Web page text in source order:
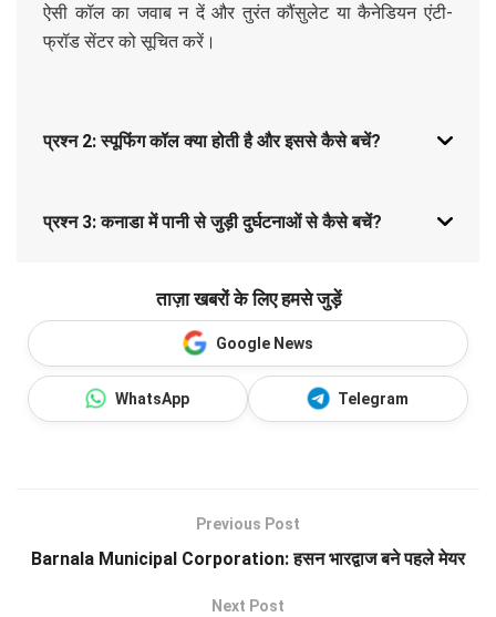
ऐसी कॉल का जवाब न दें और तुरंत कौंसुलेट या कैनेडियन एंटी-
फ्रॉड सेंटर को सूचित करें।
प्रश्न 2: स्पूफिंग कॉल क्या होती है और इससे कैसे बचें?
प्रश्न 3: कनाडा में पानी से जुड़ी दुर्घटनाओं से कैसे बचें?
ताज़ा खबरों के लिए हमसे जुड़ें
Google News
WhatsApp Telegram
Previous Post
Barnala Municipal Corporation: हसन भारद्वाज बने पहले मेयर
Next Post